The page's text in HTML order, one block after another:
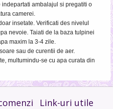
ambalajul si pregatiti o
camerei.
insetate. Verificati des nivelul
nevoie. Taiati de la baza tulpinei
maxim la 3-4 zile.
sau de curentii de aer.
multumindu-se cu apa curata din
Link-uri utile